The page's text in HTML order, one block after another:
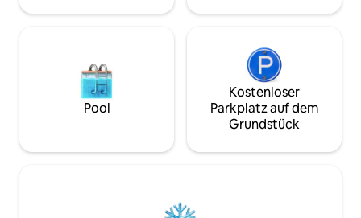
BOSE-Soundsystem * Sowohl innen als
Separates Medien-/Spielzimmer (55-
Zoll-TV & über 10 Brettspiele für Kinder &
Erwachsene) * Apple iPad für Gäste *
Großer Kühlschrank und Bar-
Kühlschrank * Neue Delonghi Espresso-
Warm-/Kaltwasserspender *
Freien mit Strom-/USB-Punkten und
Pool
Kostenloser
Parkplatz auf dem
Grundstück